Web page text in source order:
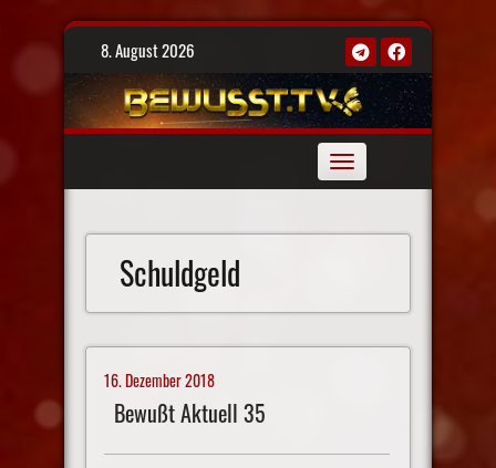
Skip
8. August 2026
Toggle
navigation
Schuldgeld
16. Dezember 2018
Bewußt Aktuell 35